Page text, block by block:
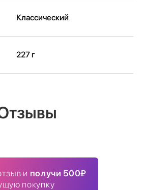
Классический
227 г
и получи 500₽
покупку